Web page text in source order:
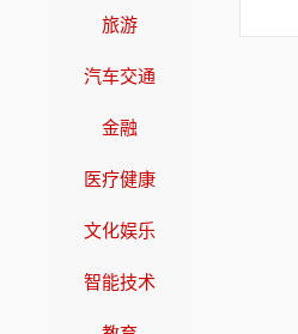
旅游
汽车交通
金融
医疗健康
文化娱乐
智能技术